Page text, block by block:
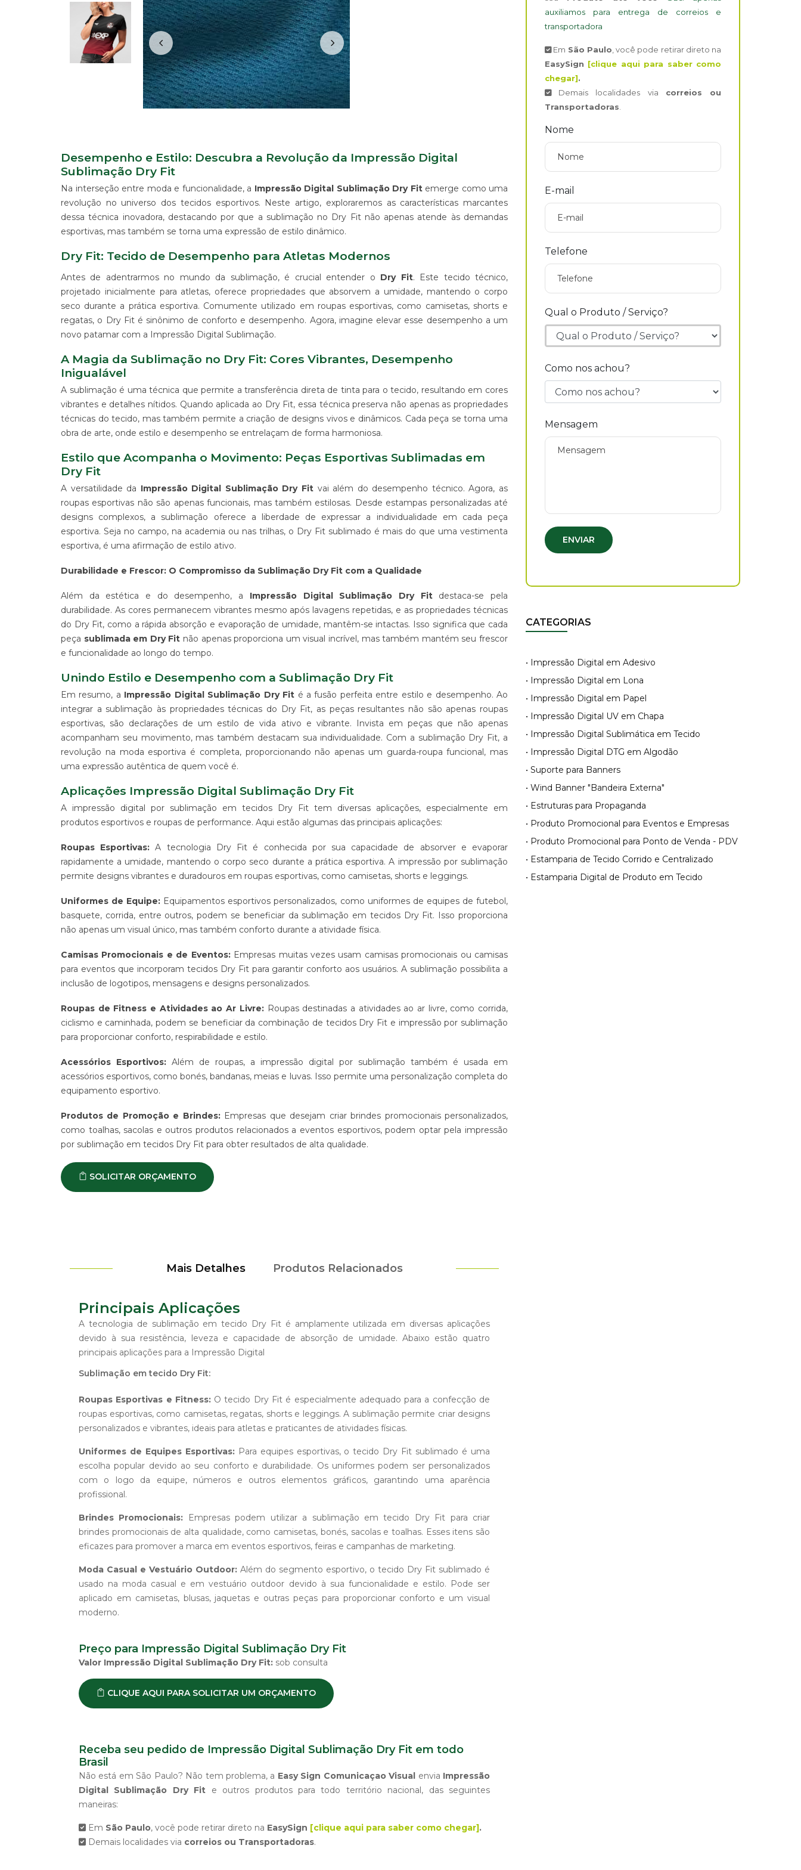
IMPRESSÃO
DIGITAL
IMPRESSÃO
DIGITAL
SUBLIMÁTICA
TECIDO
IMPRESSÃO
ALGODÃO
SUPORTE
ESTRUTURAS
PRODUTO
EVENTOS
EMPRESAS
PRODUTO
PROMOCIONAL
PONTO
VENDA
ESTAMPARIA
TECIDO
CORRIDO
CENTRALIZADO
ESTAMPARIA
DIGITAL
PRODUTO
SINALIZAÇÃO
"CATÁLOGOS"
Desempenho e Estilo: Descubra a Revolução da Impressão Digital
Sublimação Dry Fit
Na interseção entre moda e funcionalidade, a Impressão Digital Sublimação Dry Fitemerge como uma
revolução no universo dos tecidos esportivos. Neste artigo, exploraremos as características marcantes
dessa técnica inovadora, destacando por que a sublimação no Dry Fit não apenas atende às demandas
esportivas, mas também se torna uma expressão de estilo dinâmico.
Dry Fit: Tecido de Desempenho para Atletas Modernos
Antes de adentrarmos no mundo da sublimação, é crucial entender o Dry Fit. Este tecido técnico,
projetado inicialmente para atletas, oferece propriedades que absorvem a umidade, mantendo o corpo
seco durante a prática esportiva. Comumente utilizado em roupas esportivas, como camisetas, shorts e
regatas, o Dry Fit é sinônimo de conforto e desempenho. Agora, imagine elevar esse desempenho a um
novo patamar com a Impressão Digital Sublimação.
A Magia da Sublimação no Dry Fit: Cores Vibrantes, Desempenho
Inigualável
A sublimação é uma técnica que permite a transferência direta de tinta para o tecido, resultando em cores
vibrantes e detalhes nítidos. Quando aplicada ao Dry Fit, essa técnica preserva não apenas as propriedades
técnicas do tecido, mas também permite a criação de designs vivos e dinâmicos. Cada peça se torna uma
obra de arte, onde estilo e desempenho se entrelaçam de forma harmoniosa.
Estilo que Acompanha o Movimento: Peças Esportivas Sublimadas em
Dry Fit
A versatilidade da Impressão Digital Sublimação Dry Fit vai além do desempenho técnico. Agora, as
roupas esportivas não são apenas funcionais, mas também estilosas. Desde estampas personalizadas até
designs complexos, a sublimação oferece a liberdade de expressar a individualidade em cada peça
esportiva. Seja no campo, na academia ou nas trilhas, o Dry Fit sublimado é mais do que uma vestimenta
esportiva, é uma afirmação de estilo ativo.
Durabilidade e Frescor: O Compromisso da Sublimação Dry Fit com a Qualidade
Além da estética e do desempenho, a Impressão Digital Sublimação Dry Fitdestaca-se pela
durabilidade. As cores permanecem vibrantes mesmo após lavagens repetidas, e as propriedades técnicas
do Dry Fit, como a rápida absorção e evaporação de umidade, mantêm-se intactas. Isso significa que cada
peça sublimada em Dry Fit não apenas proporciona um visual incrível, mas também mantém seu frescor
e funcionalidade ao longo do tempo.
Unindo Estilo e Desempenho com a Sublimação Dry Fit
Em resumo, a Impressão Digital Sublimação Dry Fit é a fusão perfeita entre estilo e desempenho. Ao
integrar a sublimação às propriedades técnicas do Dry Fit, as peças resultantes não são apenas roupas
esportivas, são declarações de um estilo de vida ativo e vibrante. Invista em peças que não apenas
acompanham seu movimento, mas também destacam sua individualidade. Com a sublimação Dry Fit, a
revolução na moda esportiva é completa, proporcionando não apenas um guarda-roupa funcional, mas
uma expressão autêntica de quem você é.
Aplicações Impressão Digital Sublimação Dry Fit
A impressão digital por sublimação em tecidos Dry Fit tem diversas aplicações, especialmente em
produtos esportivos e roupas de performance. Aqui estão algumas das principais aplicações:
Roupas Esportivas: A tecnologia Dry Fit é conhecida por sua capacidade de absorver e evaporar
rapidamente a umidade, mantendo o corpo seco durante a prática esportiva. A impressão por sublimação
permite designs vibrantes e duradouros em roupas esportivas, como camisetas, shorts e leggings.
Uniformes de Equipe: Equipamentos esportivos personalizados, como uniformes de equipes de futebol,
basquete, corrida, entre outros, podem se beneficiar da sublimação em tecidos Dry Fit. Isso proporciona
não apenas um visual único, mas também conforto durante a atividade física.
Camisas Promocionais e de Eventos:Empresas muitas vezes usam camisas promocionais ou camisas
para eventos que incorporam tecidos Dry Fit para garantir conforto aos usuários. A sublimação possibilita a
inclusão de logotipos, mensagens e designs personalizados.
Roupas de Fitness e Atividades ao Ar Livre:Roupas destinadas a atividades ao ar livre, como corrida,
ciclismo e caminhada, podem se beneficiar da combinação de tecidos Dry Fit e impressão por sublimação
para proporcionar conforto, respirabilidade e estilo.
Acessórios Esportivos: Além de roupas, a impressão digital por sublimação também é usada em
acessórios esportivos, como bonés, bandanas, meias e luvas. Isso permite uma personalização completa do
equipamento esportivo.
Produtos de Promoção e Brindes:Empresas que desejam criar brindes promocionais personalizados,
como toalhas, sacolas e outros produtos relacionados a eventos esportivos, podem optar pela impressão
por sublimação em tecidos Dry Fit para obter resultados de alta qualidade.
SOLICITAR ORÇAMENTO
Mais Detalhes Produtos Relacionados
Principais Aplicações
A tecnologia de sublimação em tecido Dry Fit é amplamente utilizada em diversas aplicações
devido à sua resistência, leveza e capacidade de absorção de umidade. Abaixo estão quatro
principais aplicações para a Impressão Digital
Sublimação em tecido Dry Fit:
Roupas Esportivas e Fitness:O tecido Dry Fit é especialmente adequado para a confecção de
roupas esportivas, como camisetas, regatas, shorts e leggings. A sublimação permite criar designs
personalizados e vibrantes, ideais para atletas e praticantes de atividades físicas.
Uniformes de Equipes Esportivas:Para equipes esportivas, o tecido Dry Fit sublimado é uma
escolha popular devido ao seu conforto e durabilidade. Os uniformes podem ser personalizados
com o logo da equipe, números e outros elementos gráficos, garantindo uma aparência
profissional.
Brindes Promocionais: Empresas podem utilizar a sublimação em tecido Dry Fit para criar
brindes promocionais de alta qualidade, como camisetas, bonés, sacolas e toalhas. Esses itens são
eficazes para promover a marca em eventos esportivos, feiras e campanhas de marketing.
Moda Casual e Vestuário Outdoor: Além do segmento esportivo, o tecido Dry Fit sublimado é
usado na moda casual e em vestuário outdoor devido à sua funcionalidade e estilo. Pode ser
aplicado em camisetas, blusas, jaquetas e outras peças para proporcionar conforto e um visual
moderno.
Preço para Impressão Digital Sublimação Dry Fit
Valor Impressão Digital Sublimação Dry Fit: sob consulta
CLIQUE AQUI PARA SOLICITAR UM ORÇAMENTO
Receba seu pedido de Impressão Digital Sublimação Dry Fit em todo
Brasil
Não está em São Paulo? Não tem problema, a Easy Sign Comunicaçao Visual envia Impressão
Digital Sublimação Dry Fit e outros produtos para todo território nacional, das seguintes
maneiras:
Em São Paulo, você pode retirar direto na EasySign [clique aqui para saber como chegar].
Demais localidades via correios ou Transportadoras.
auxiliamos para entrega de correios e
transportadora
Em São Paulo , você pode retirar direto na
EasySign [clique aqui para saber como
chegar].
Demais localidades via correios ou
Transportadoras
Nome
E-mail
Telefone
Qual o Produto / Serviço?
Como nos achou?
Mensagem
ENVIAR
CATEGORIAS
• Impressão Digital em Adesivo
• Impressão Digital em Lona
• Impressão Digital em Papel
• Impressão Digital UV em Chapa
• Impressão Digital Sublimática em Tecido
• Impressão Digital DTG em Algodão
• Suporte para Banners
• Wind Banner "Bandeira Externa"
• Estruturas para Propaganda
• Produto Promocional para Eventos e Empresas
• Produto Promocional para Ponto de Venda - PDV
• Estamparia de Tecido Corrido e Centralizado
• Estamparia Digital de Produto em Tecido